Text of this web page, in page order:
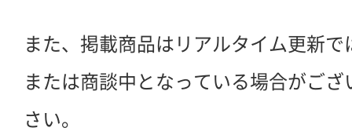
また、掲載商品はリアルタイム更新
または商談中となっている場合がご
さい。